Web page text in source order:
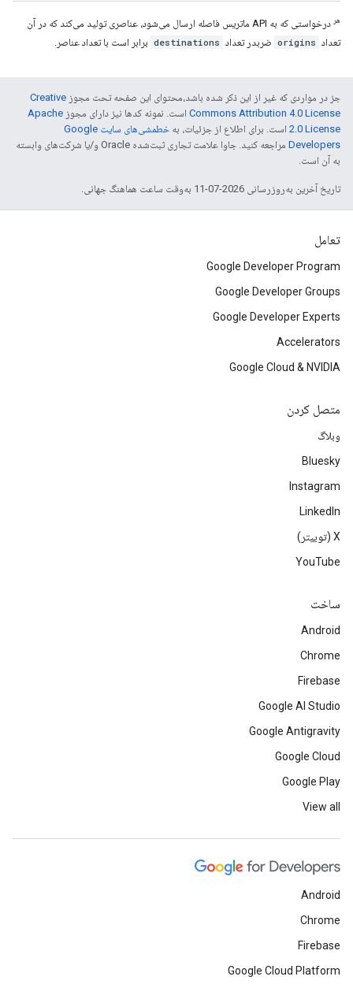
هر
درخواستی که به API ماتریس فاصله ارسال می‌شود، عناصری تولید می‌کند که در آن
تعداد origins ضربدر تعداد destinations برابر است با تعداد عناصر.
جز در مواردی که غیر از این ذکر شده باشد،‌محتوای این صفحه تحت مجوز Creative
Commons Attribution 4.0 License است. نمونه کدها نیز دارای مجوز Apache
2.0 License است. برای اطلاع از جزئیات، به
خطمشی‌های سایت Google
Developers‏
مراجعه کنید. جاوا علامت تجاری ثبت‌شده Oracle و/یا شرکت‌های وابسته
به آن است.
تاریخ آخرین به‌روزرسانی 2026-07-11 به‌وقت ساعت هماهنگ جهانی.
تعامل
Google Developer Program
Google Developer Groups
Google Developer Experts
Accelerators
Google Cloud & NVIDIA
متصل کردن
وبلاگ
Bluesky
Instagram
LinkedIn
‫X (توییتر)
YouTube
ساخت
Android
Chrome
Firebase
Google AI Studio
Google Antigravity
Google Cloud
Google Play
View all
Android
Chrome
Firebase
Google Cloud Platform